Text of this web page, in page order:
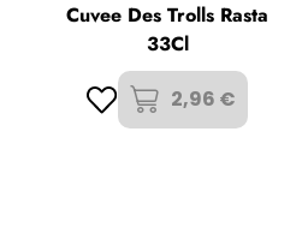
Cuvee Des Trolls Rasta
33Cl
2,96 €